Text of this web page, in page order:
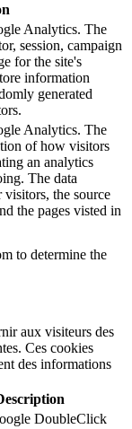
Analytics. The
session, campaign
for the site's
information
generated
Analytics. The
of how visitors
an analytics
The data
the source
the pages visted in
to determine the
aux visiteurs des
Ces cookies
des informations
DoubleClick